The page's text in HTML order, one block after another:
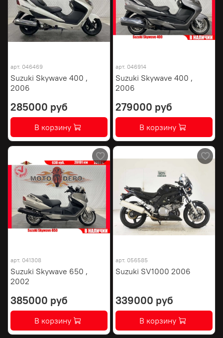
арт. 046469
Suzuki Skywave 400 ,
2006
285000 руб
В корзину
арт. 046914
Suzuki Skywave 400 ,
2006
279000 руб
В корзину
арт. 041308
Suzuki Skywave 650 ,
2002
385000 руб
В корзину
арт. 056585
Suzuki SV1000 2006
339000 руб
В корзину